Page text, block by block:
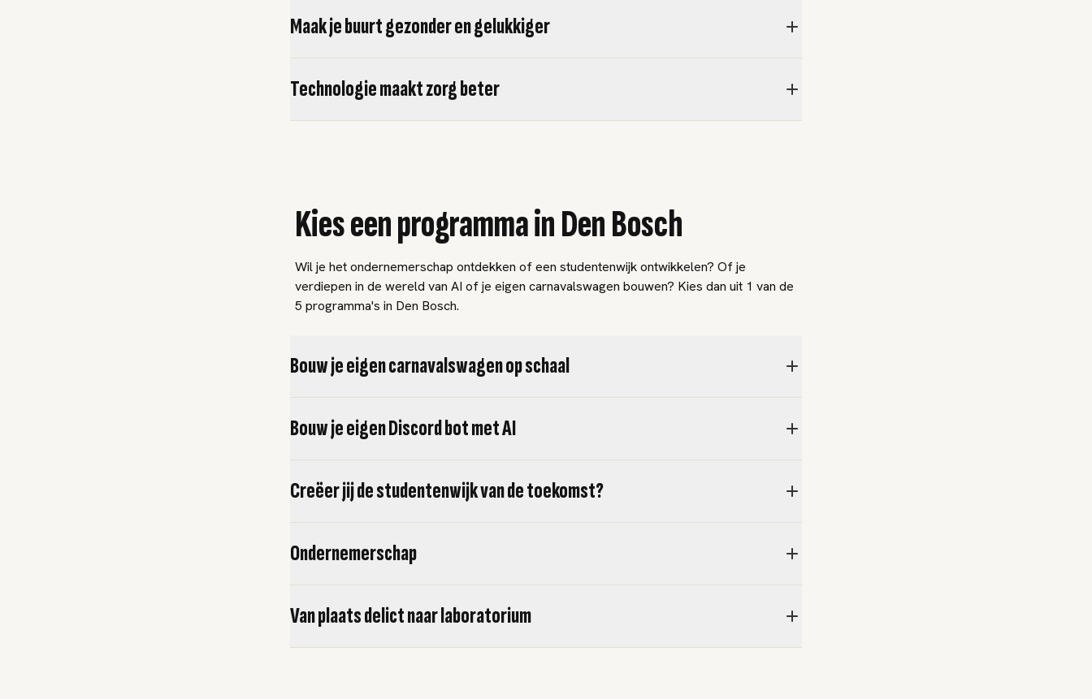
Maak je buurt gezonder en gelukkiger
Technologie maakt zorg beter
Kies een programma in Den Bosch
Wil je het ondernemerschap ontdekken of een studentenwijk ontwikkelen? Of je
verdiepen in de wereld van AI of je eigen carnavalswagen bouwen? Kies dan uit 1 van de
5 programma's in Den Bosch.
Bouw je eigen carnavalswagen op schaal
Bouw je eigen Discord bot met AI
Creëer jij de studentenwijk van de toekomst?
Ondernemerschap
Van plaats delict naar laboratorium